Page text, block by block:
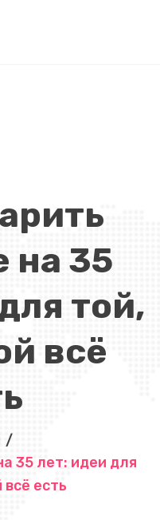
на 35
той,
всё
35 лет: идеи для
всё есть